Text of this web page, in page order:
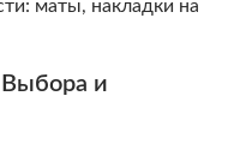
маты, накладки на
Выбора и